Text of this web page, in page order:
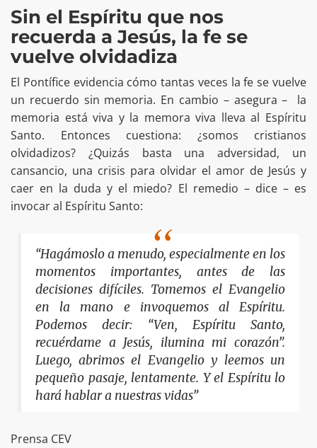
Sin el Espíritu que nos
recuerda a Jesús, la fe se
vuelve olvidadiza
El Pontífice evidencia cómo tantas veces la fe se vuelve
un recuerdo sin memoria. En cambio – asegura – la
memoria está viva y la memora viva lleva al Espíritu
Santo. Entonces cuestiona: ¿somos cristianos
olvidadizos? ¿Quizás basta una adversidad, un
cansancio, una crisis para olvidar el amor de Jesús y
caer en la duda y el miedo? El remedio – dice – es
invocar al Espíritu Santo:
“Hagámoslo a menudo, especialmente en los
momentos importantes, antes de las
decisiones difíciles. Tomemos el Evangelio
en la mano e invoquemos al Espíritu.
Podemos decir: “Ven, Espíritu Santo,
recuérdame a Jesús, ilumina mi corazón”.
Luego, abrimos el Evangelio y leemos un
pequeño pasaje, lentamente. Y el Espíritu lo
hará hablar a nuestras vidas”
Prensa CEV